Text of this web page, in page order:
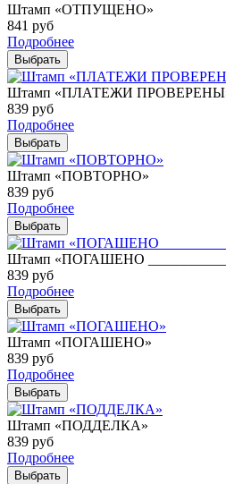
Штамп «ОТПУЩЕНО»
841 руб
Подробнее
Выбрать
Штамп «ПЛАТЕЖИ
839 руб
Подробнее
Выбрать
Штамп «ПОВТОРНО»
839 руб
Подробнее
Выбрать
Штамп «ПОГАШЕНО
839 руб
Подробнее
Выбрать
Штамп «ПОГАШЕНО»
839 руб
Подробнее
Выбрать
Штамп «ПОДДЕЛКА»
839 руб
Подробнее
Выбрать